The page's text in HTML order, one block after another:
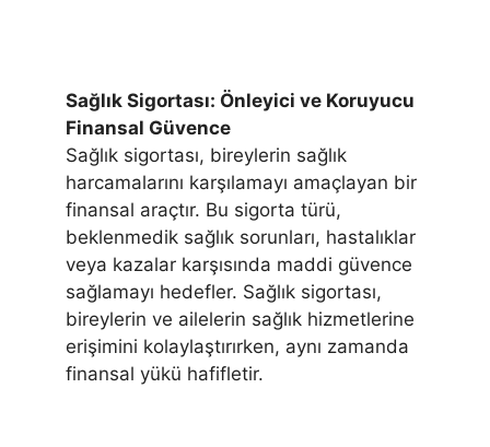
Sağlık Sigortası: Önleyici ve Koruyucu
Finansal Güvence
Sağlık sigortası, bireylerin sağlık
harcamalarını karşılamayı amaçlayan bir
finansal araçtır. Bu sigorta türü,
beklenmedik sağlık sorunları, hastalıklar
veya kazalar karşısında maddi güvence
sağlamayı hedefler. Sağlık sigortası,
bireylerin ve ailelerin sağlık hizmetlerine
erişimini kolaylaştırırken, aynı zamanda
finansal yükü hafifletir.